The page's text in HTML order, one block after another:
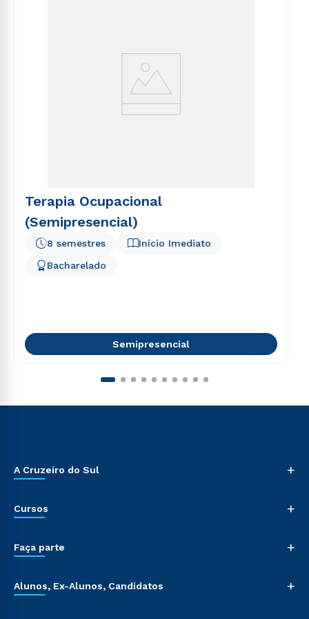
Terapia Ocupacional
(Semipresencial)
Início Imediato
8 semestres
Bacharelado
Semipresencial
A Cruzeiro do Sul +
Cursos +
Faça parte +
Alunos, Ex-Alunos, Candidatos +